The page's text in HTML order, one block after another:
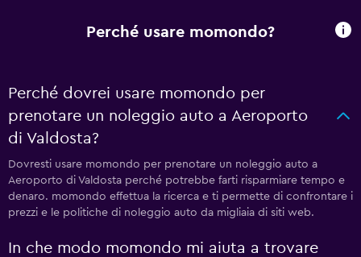
Perché usare momondo?
Perché dovrei usare momondo per
prenotare un noleggio auto a Aeroporto
di Valdosta?
Dovresti usare momondo per prenotare un noleggio auto a
Aeroporto di Valdosta perché potrebbe farti risparmiare tempo e
denaro. momondo effettua la ricerca e ti permette di confrontare i
prezzi e le politiche di noleggio auto da migliaia di siti web.
In che modo momondo mi aiuta a trovare